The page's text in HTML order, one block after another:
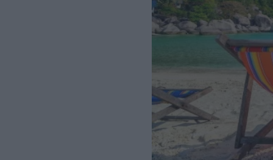
ΟΙΚΟΝΟΜΙΑ - ΕΠΙΧΕΙΡΗΣΕΙΣ
ΚΑΡΑΜΠΟΛΕΣ